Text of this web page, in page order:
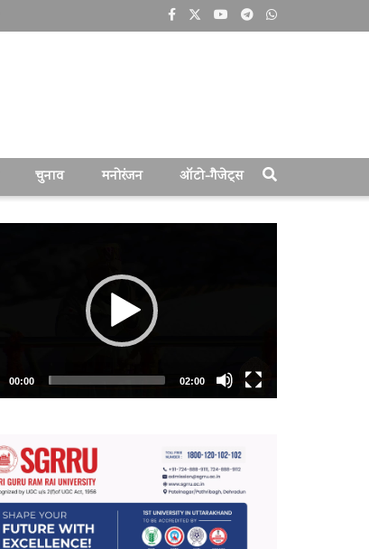
चुनाव मनोरंजन ऑटो-गैजेट्स
00:00 02:00